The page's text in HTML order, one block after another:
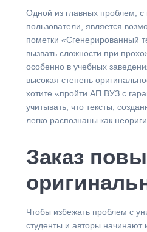
Одной из главных проблем, с
пользователи, является
пометки «Сгенерированный
вызвать сложности при
особенно в учебных
высокая степень
хотите «пройти АП.ВУЗ с
учитывать, что тексты,
легко распознаны как
Заказ
Чтобы избежать проблем с
студенты и авторы начинают